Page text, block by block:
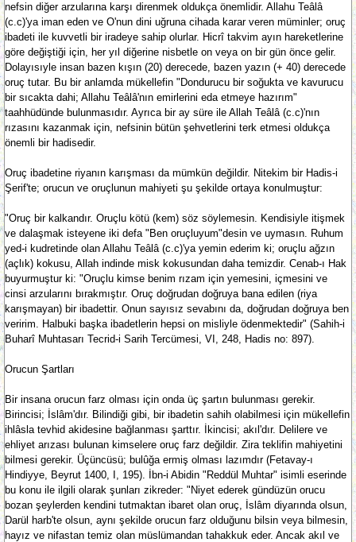
nefsin diğer arzularına karşı direnmek oldukça önemlidir. Allahu Teâlâ
(c.c)'ya iman eden ve O'nun dini uğruna cihada karar veren müminler; oruç
ibadeti ile kuvvetli bir iradeye sahip olurlar. Hicrî takvim ayın hareketlerine
göre değiştiği için, her yıl diğerine nisbetle on veya on bir gün önce gelir.
Dolayısıyle insan bazen kışın (20) derecede, bazen yazın (+ 40) derecede
oruç tutar. Bu bir anlamda mükellefin "Dondurucu bir soğukta ve kavurucu
bir sıcakta dahi; Allahu Teâlâ'nın emirlerini eda etmeye hazırım"
taahhüdünde bulunmasıdır. Ayrıca bir ay süre ile Allah Teâlâ (c.c)'nın
rızasını kazanmak için, nefsinin bütün şehvetlerini terk etmesi oldukça
önemli bir hadisedir.
Oruç ibadetine riyanın karışması da mümkün değildir. Nitekim bir Hadis-i
Şerif'te; orucun ve oruçlunun mahiyeti şu şekilde ortaya konulmuştur:
"Oruç bir kalkandır. Oruçlu kötü (kem) söz söylemesin. Kendisiyle itişmek
ve dalaşmak isteyene iki defa "Ben oruçluyum"desin ve uymasın. Ruhum
yed-i kudretinde olan Allahu Teâlâ (c.c)'ya yemin ederim ki; oruçlu ağzın
(açlık) kokusu, Allah indinde misk kokusundan daha temizdir. Cenab-ı Hak
buyurmuştur ki: "Oruçlu kimse benim rızam için yemesini, içmesini ve
cinsi arzularını bırakmıştır. Oruç doğrudan doğruya bana edilen (riya
karışmayan) bir ibadettir. Onun sayısız sevabını da, doğrudan doğruya ben
veririm. Halbuki başka ibadetlerin hepsi on misliyle ödenmektedir" (Sahih-i
Buharî Muhtasarı Tecrid-i Sarih Tercümesi, VI, 248, Hadis no: 897).
Orucun Şartları
Bir insana orucun farz olması için onda üç şartın bulunması gerekir.
Birincisi; İslâm'dır. Bilindiği gibi, bir ibadetin sahih olabilmesi için mükellefin
ihlâsla tevhid akidesine bağlanması şarttır. İkincisi; akıl'dır. Delilere ve
ehliyet arızası bulunan kimselere oruç farz değildir. Zira teklifin mahiyetini
bilmesi gerekir. Üçüncüsü; bulûğa ermiş olması lazımdır (Fetavay-ı
Hindiyye, Beyrut 1400, I, 195). İbn-i Abidin "Reddül Muhtar" isimli eserinde
bu konu ile ilgili olarak şunları zikreder: "Niyet ederek gündüzün orucu
bozan şeylerden kendini tutmaktan ibaret olan oruç, İslâm diyarında olsun,
Darül harb'te olsun, aynı şekilde orucun farz olduğunu bilsin veya bilmesin,
hayız ve nifastan temiz olan müslümandan tahakkuk eder. Ancak akıl ve